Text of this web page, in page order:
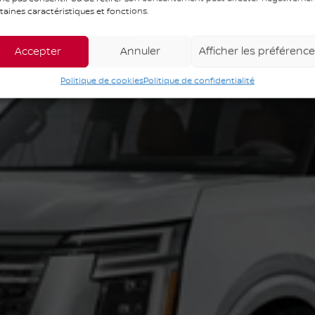
caractéristiques et fonctions.
Accepter Annuler Afficher les
Politique de cookiesPolitique de confidentialité